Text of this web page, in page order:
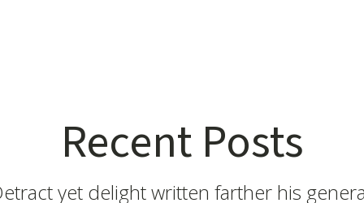
Recent Posts
yet delight written farther his